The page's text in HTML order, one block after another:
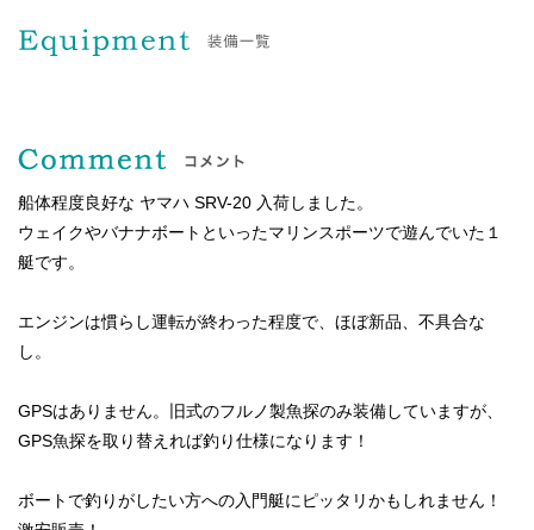
船体程度良好な ヤマハ SRV-20 入荷しました。
ウェイクやバナナボートといったマリンスポーツで遊んでいた１
艇です。
エンジンは慣らし運転が終わった程度で、ほぼ新品、不具合な
し。
GPSはありません。旧式のフルノ製魚探のみ装備していますが、
GPS魚探を取り替えれば釣り仕様になります！
ボートで釣りがしたい方への入門艇にピッタリかもしれません！